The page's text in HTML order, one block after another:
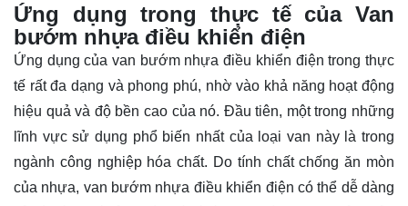
Ứng dụng trong thực tế của Van
bướm nhựa điều khiển điện
Ứng dụng của van bướm nhựa điều khiển điện trong thực
tế rất đa dạng và phong phú, nhờ vào khả năng hoạt động
hiệu quả và độ bền cao của nó. Đầu tiên, một trong những
lĩnh vực sử dụng phổ biến nhất của loại van này là trong
ngành công nghiệp hóa chất. Do tính chất chống ăn mòn
của nhựa, van bướm nhựa điều khiển điện có thể dễ dàng